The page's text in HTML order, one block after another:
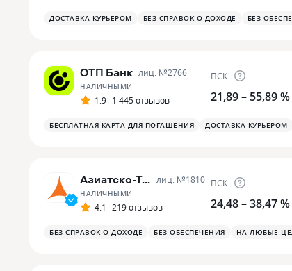
ДОСТАВКА КУРЬЕРОМ БЕЗ СПРАВОК О ДОХОДЕ БЕЗ
ОТП Банк лиц. №2766
НАЛИЧНЫМИ
1.9 1 445 отзывов
ПСК
21,89 – 55,89 %
БЕСПЛАТНАЯ КАРТА ДЛЯ ПОГАШЕНИЯ ДОСТАВКА КУРЬЕРОМ
Азиатско-Тихоокеанский Банк лиц. №1810
НАЛИЧНЫМИ
4.1 219 отзывов
ПСК
24,48 – 38,47 %
БЕЗ СПРАВОК О ДОХОДЕ БЕЗ ОБЕСПЕЧЕНИЯ НА ЛЮБЫЕ